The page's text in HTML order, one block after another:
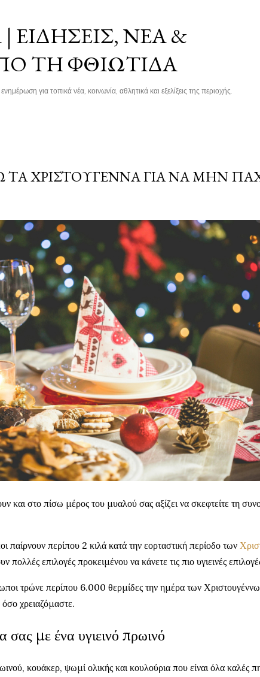
ΝΈΑ &
ΤΗ ΦΘΙΏΤΙΔΑ
για τοπικά νέα, κοινωνία, αθλητικά και εξελίξεις της περιοχής.
ΤΑ ΧΡΙΣΤΟΎΓΕΝΝΑ ΓΙΑ ΝΑ ΜΗΝ
και στο πίσω μέρος του μυαλού σας αξίζει να σκεφτείτε τη
παίρνουν περίπου 2 κιλά κατά την εορταστική περίοδο των
επιλογές προκειμένου να κάνετε τις πιο υγιεινές
τρώνε περίπου 6.000 θερμίδες την ημέρα των
χρειαζόμαστε.
σας με ένα υγιεινό πρωινό
κουάκερ, ψωμί ολικής και κουλούρια που είναι όλα καλές